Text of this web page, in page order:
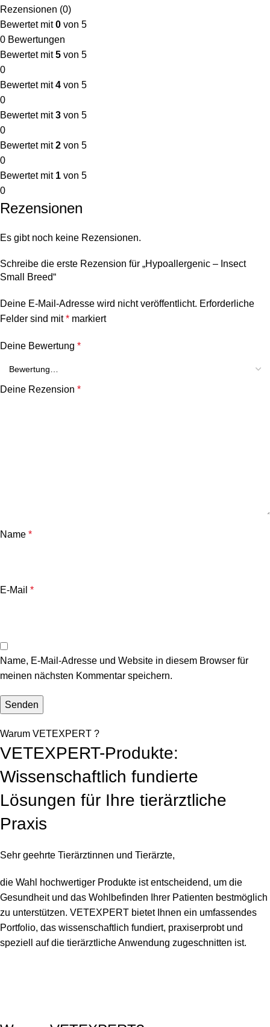
Rezensionen (0)
Bewertet mit0 von 5
0 Bewertungen
Bewertet mit5 von 5
0
Bewertet mit4 von 5
0
Bewertet mit3 von 5
0
Bewertet mit2 von 5
0
Bewertet mit 1 von 5
0
Rezensionen
Es gibt noch keine Rezensionen.
Schreibe die erste Rezension für „Hypoallergenic – Insect
Small Breed“
Deine E-Mail-Adresse wird nicht veröffentlicht. Erforderliche
Felder sind mit* markiert
Deine Bewertung *
Deine Rezension *
Name *
E-Mail *
Name, E-Mail-Adresse und Website in diesem Browser für
meinen nächsten Kommentar speichern.
Warum VETEXPERT ?
VETEXPERT-Produkte:
Wissenschaftlich fundierte
Lösungen für Ihre tierärztliche
Praxis
Sehr geehrte Tierärztinnen und Tierärzte,
die Wahl hochwertiger Produkte ist entscheidend, um die
Gesundheit und das Wohlbefinden Ihrer Patienten bestmöglich
zu unterstützen. VETEXPERT bietet Ihnen ein umfassendes
Portfolio, das wissenschaftlich fundiert, praxiserprobt und
speziell auf die tierärztliche Anwendung zugeschnitten ist.